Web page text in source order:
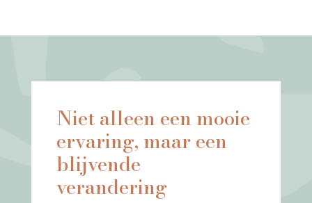
Niet alleen een mooie
ervaring, maar een
blijvende
verandering